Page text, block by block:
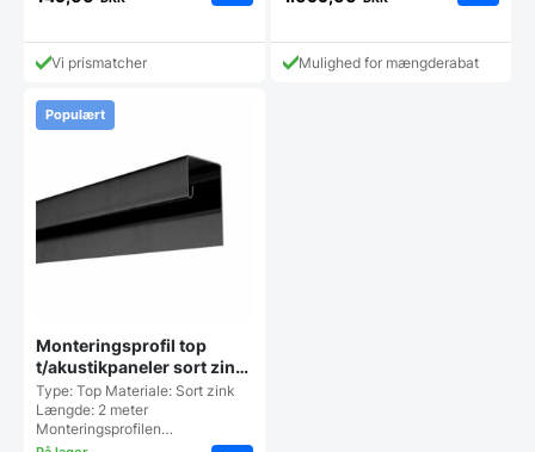
vare
vælges
på
varesiden
Vi prismatcher Mulighed for mængderabat
Populært
Monteringsprofil top
t/akustikpaneler sort zink
2 meter
Type: Top Materiale: Sort zink
Længde: 2 meter
Monteringsprofilen…